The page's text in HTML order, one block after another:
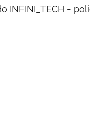
INFINI_TECH -